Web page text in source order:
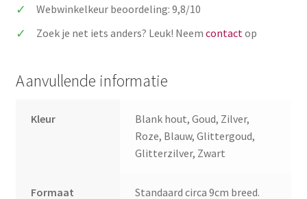
Pop'
met
Webwinkelkeur beoordeling: 9,8/10
Zoek je net iets anders? Leuk! Neem contact op
Aanvullende informatie
Kleur
Blank hout, Goud, Zilver,
Roze, Blauw, Glittergoud,
Glitterzilver, Zwart
Formaat
Standaard circa 9cm breed.